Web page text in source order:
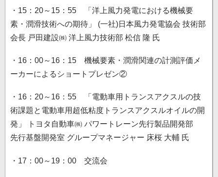
・15：20～15：55 「洋上風力発電における機械要
素・潤滑技術への期待」 (一社)日本風力発電協会 技術部
会長 戸田建設㈱ 洋上風力技術部 松信 隆 氏
・16：00～16：15 機械要素・潤滑関連の計測評価メ
ーカーによるショートプレゼン②
・16：20～16：55 「電動車用トランスアクスルの技
術課題と電動車用超低粘度トランスアクスルオイルの開
発」 トヨタ自動車㈱ パワートレーン先行製品開発部
先行基盤開発室 グループマネージャー 床桜 大輔 氏
・17：00～19：00 交流会